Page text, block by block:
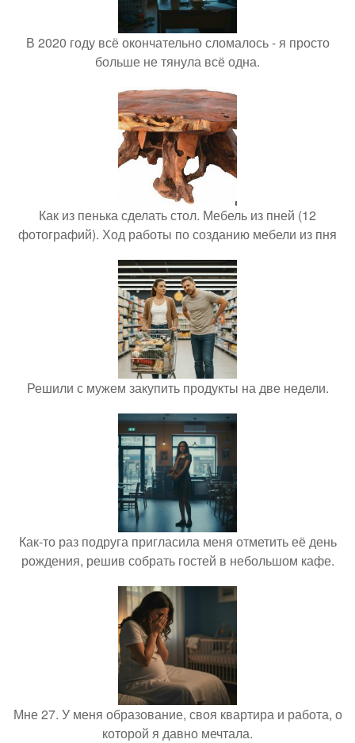
В 2020 году всё окончательно сломалось - я просто
больше не тянула всё одна.
Как из пенька сделать стол. Мебель из пней (12
фотографий). Ход работы по созданию мебели из пня
Решили с мужем закупить продукты на две недели.
Как-то раз подруга пригласила меня отметить её день
рождения, решив собрать гостей в небольшом кафе.
Мне 27. У меня образование, своя квартира и работа, о
которой я давно мечтала.